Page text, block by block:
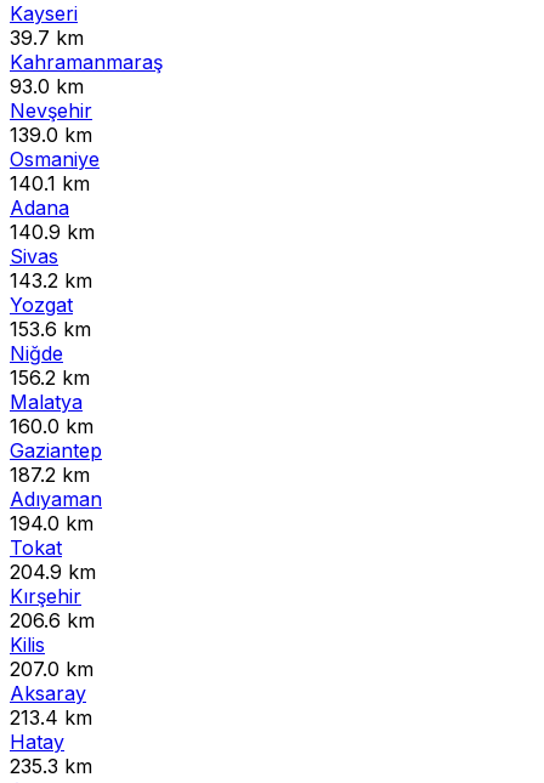
Kayseri
39.7 km
Kahramanmaraş
93.0 km
Nevşehir
139.0 km
Osmaniye
140.1 km
Adana
140.9 km
Sivas
143.2 km
Yozgat
153.6 km
Niğde
156.2 km
Malatya
160.0 km
Gaziantep
187.2 km
Adıyaman
194.0 km
Tokat
204.9 km
Kırşehir
206.6 km
Kilis
207.0 km
Aksaray
213.4 km
Hatay
235.3 km